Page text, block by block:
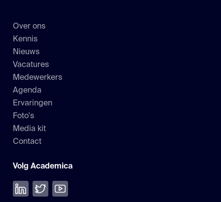
Over ons
Kennis
Nieuws
Vacatures
Medewerkers
Agenda
Ervaringen
Foto's
Media kit
Contact
Volg Academica
Volg ons op LinkedIn
Volg ons op Twitter
Bekijk onze YouTube